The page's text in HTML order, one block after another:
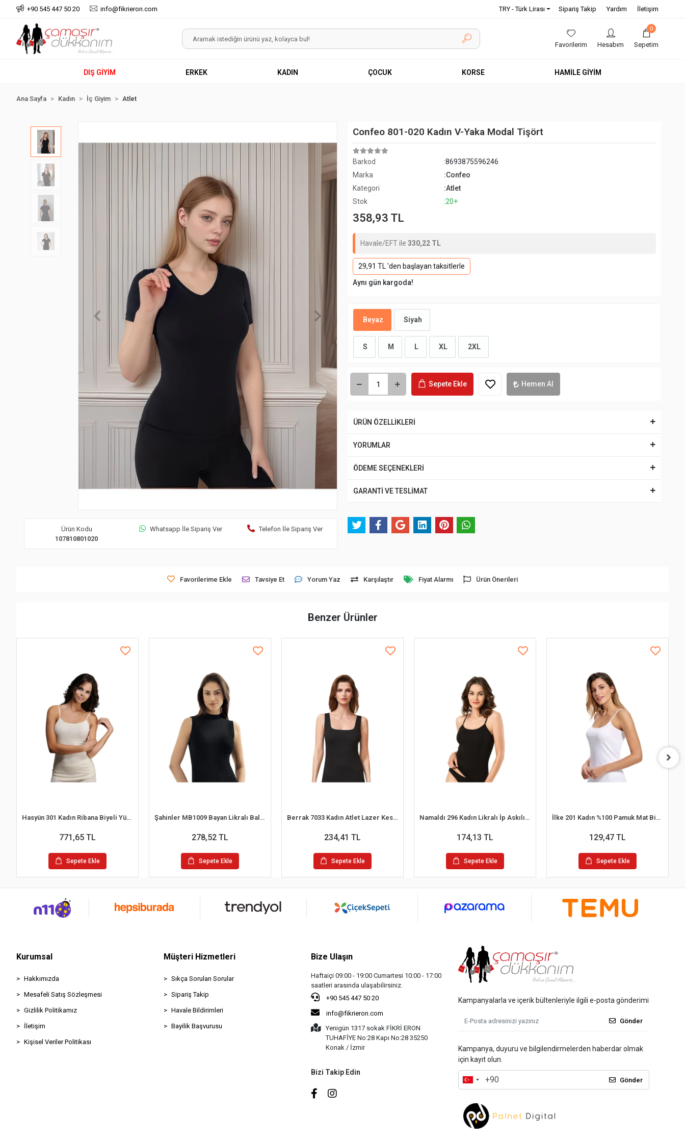
+90 545 447 50 20 info@fikrieron.com TRY - Türk Lirası Sipariş Takip Yardım İletişim
Favorilerim Hesabım
0
Sepetim
DIŞ GİYİM ERKEK KADIN ÇOCUK KORSE HAMİLE GİYİM
Ana Sayfa Kadın İç Giyim Atlet
Ürün Kodu
107810801020
Whatsapp İle Sipariş Ver Telefon İle Sipariş Ver
Confeo 801-020 Kadın V-Yaka Modal Tişört
Barkod
:8693875596246
Marka
:Confeo
Kategori
:Atlet
Stok
:20+
358,93 TL
Havale/EFT ile 330,22 TL
29,91 TL 'den başlayan taksitlerle
Aynı gün kargoda!
Beyaz Siyah
S M L XL 2XL
Sepete Ekle Hemen Al
ÜRÜN ÖZELLİKLERİ
YORUMLAR
ÖDEME SEÇENEKLERİ
GARANTİ VE TESLİMAT
Favorilerime Ekle Tavsiye Et Yorum Yaz Karşılaştır Fiyat Alarmı Ürün Önerileri
Benzer Ürünler
Hasyün 301 Kadın Ribana Biyeli Yün İp Askılı Atlet
771,65 TL
Sepete Ekle
Şahinler MB1009 Bayan Likralı Balıkcı Yaka Atlet
278,52 TL
Sepete Ekle
Berrak 7033 Kadın Atlet Lazer Kesim
234,41 TL
Sepete Ekle
Namaldı 296 Kadın Likralı İp Askılı Atlet
174,13 TL
Sepete Ekle
İlke 201 Kadın %100 Pamuk Mat Biyeli İp Askılı Atlet Beyaz M / 40
129,47 TL
Sepete Ekle
Kurumsal
Hakkımızda
Mesafeli Satış Sözleşmesi
Gizlilik Politikamız
İletişim
Kişisel Veriler Politikası
Müşteri Hizmetleri
Sıkça Sorulan Sorular
Sipariş Takip
Havale Bildirimleri
Bayilik Başvurusu
Bize Ulaşın
Haftaiçi 09:00 - 19:00 Cumartesi 10:00 - 17:00
saatleri arasında ulaşabilirsiniz.
+90 545 447 50 20
info@fikrieron.com
Yenigün 1317 sokak FİKRİ ERON
TUHAFİYE No:28 Kapı No:28 35250
Konak / İzmir
Bizi Takip Edin
Kampanyalarla ve içerik bültenleriyle ilgili e-posta gönderimi
Gönder
Kampanya, duyuru ve bilgilendirmelerden haberdar olmak
için kayıt olun.
Gönder